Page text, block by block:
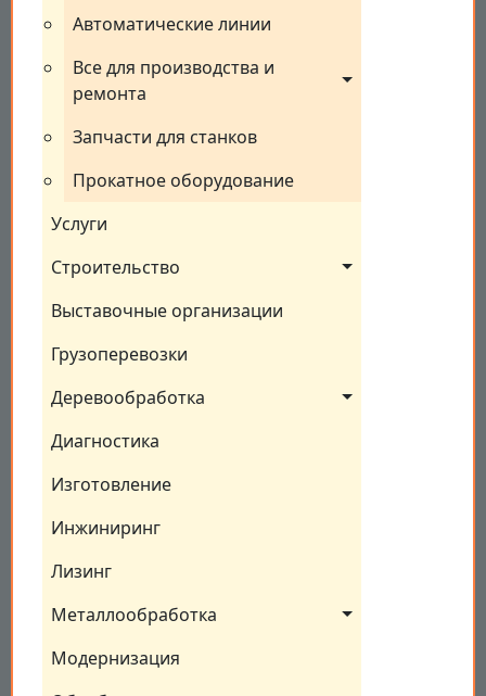
Автоматические линии
Все для производства и
ремонта
Запчасти для станков
Прокатное оборудование
Услуги
Строительство
Выставочные организации
Грузоперевозки
Деревообработка
Диагностика
Изготовление
Инжиниринг
Лизинг
Металлообработка
Модернизация